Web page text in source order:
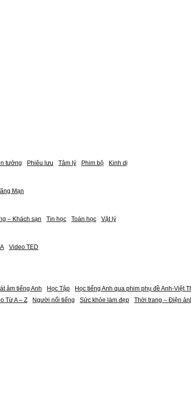
tưởng Phiêu lưu Tâm lý Phim bộ Kinh dị
Mạn
– Khách sạn Tin học Toán học Vật lý
Video TED
âm tiếng Anh Học Tập Học tiếng Anh qua phim phụ đề Anh-Việt
Từ A – Z Người nổi tiếng Sức khỏe làm đẹp Thời trang – Điện